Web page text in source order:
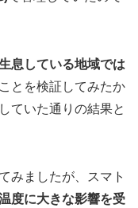
息している地域では
とを検証してみたか
ていた通りの結果と
みましたが、スマト
度に大きな影響を受